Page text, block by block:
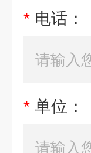
* 电话：
* 单位：